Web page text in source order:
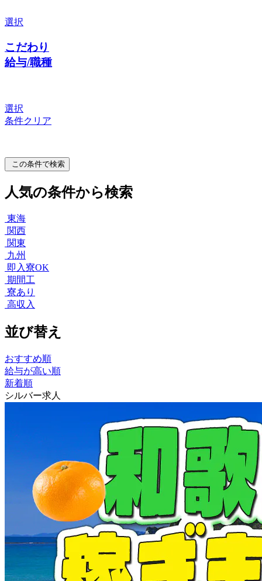
選択
こだわり
給与/職種
選択
条件クリア
この条件で検索
人気の条件から検索
東海
関西
関東
九州
即入寮OK
期間工
寮あり
高収入
並び替え
おすすめ順
給与が高い順
新着順
シルバー求人